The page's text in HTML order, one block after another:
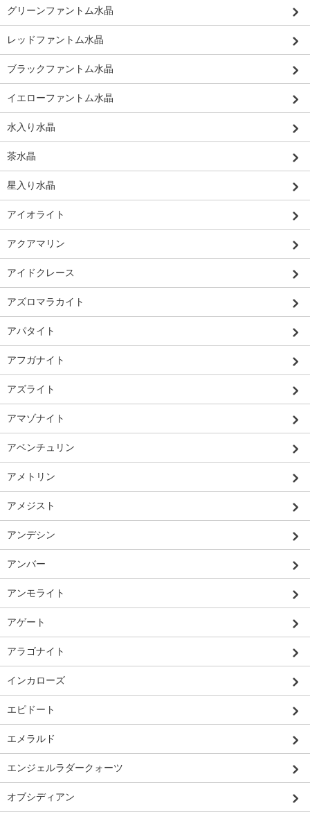
グリーンファントム水晶
レッドファントム水晶
ブラックファントム水晶
イエローファントム水晶
水入り水晶
茶水晶
星入り水晶
アイオライト
アクアマリン
アイドクレース
アズロマラカイト
アパタイト
アフガナイト
アズライト
アマゾナイト
アベンチュリン
アメトリン
アメジスト
アンデシン
アンバー
アンモライト
アゲート
アラゴナイト
インカローズ
エピドート
エメラルド
エンジェルラダークォーツ
オブシディアン